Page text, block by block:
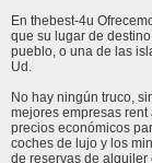
En thebest-4u
que su lugar de
pueblo, o una de las
Ud.
No hay ningún truco,
mejores empresas rent
precios económicos
coches de lujo y los
de reservas de alquiler